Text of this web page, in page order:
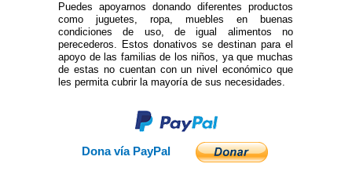
Puedes apoyarnos donando diferentes productos
como juguetes, ropa, muebles en buenas
condiciones de uso, de igual alimentos no
perecederos. Estos donativos se destinan para el
apoyo de las familias de los niños, ya que muchas
de estas no cuentan con un nivel económico que
les permita cubrir la mayoría de sus necesidades.
Dona vía PayPal